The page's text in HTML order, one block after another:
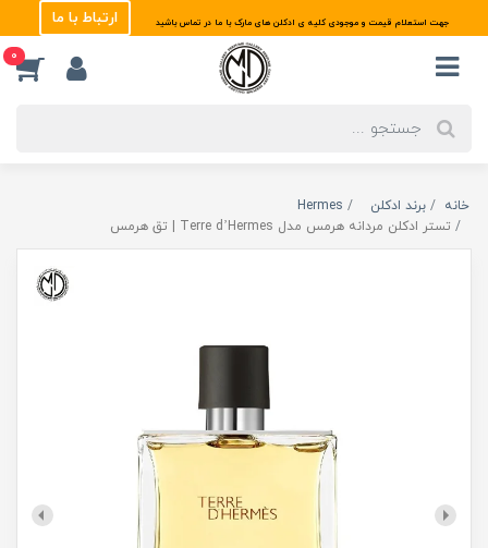
جهت استعلام قیمت و موجودی کلیه ی ادکلن های مارک با ما در تماس باشید ارتباط با ما
0
خانه برند ادکلن
Hermes
تستر ادکلن مردانه هرمس مدل Terre d’Hermes | تق هرمس